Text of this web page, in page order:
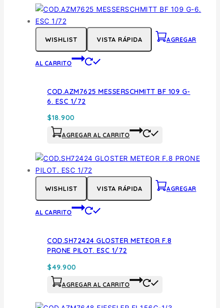
WISHLIST VISTA RÁPIDA AGREGAR
AL CARRITO
COD.AZM7625 MESSERSCHMITT BF 109 G-
6. ESC 1/72
$18.900
AGREGAR AL CARRITO
WISHLIST VISTA RÁPIDA AGREGAR
AL CARRITO
COD.SH72424 GLOSTER METEOR F.8
PRONE PILOT. ESC 1/72
$49.900
AGREGAR AL CARRITO